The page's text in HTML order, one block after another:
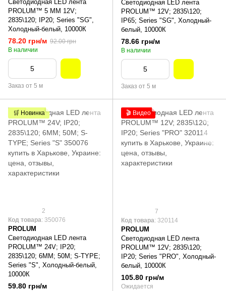
Светодиодная LED лента
PROLUM™ 5 ММ 12V;
2835\120; IP20; Series "SG",
Холодный-белый, 10000К
78.20 грн/м 92.00 грн
В наличии
Заказ от 5 м
Светодиодная LED лента
PROLUM™ 12V; 2835\120;
IP65; Series "SG", Холодный-
белый, 10000К
78.66 грн/м
В наличии
Заказ от 5 м
🛒 Новинка
2
Код товара: 350076
PROLUM
Светодиодная LED лента
PROLUM™ 24V; IP20;
2835\120; 6ММ; 50M; S-TYPE;
Series "S", Холодный-белый,
10000К
59.80 грн/м
🎬 Видео
7
Код товара: 320114
PROLUM
Светодиодная LED лента
PROLUM™ 12V; 2835\120;
IP20; Series "PRO", Холодный-
белый, 10000К
105.80 грн/м
Ожидается